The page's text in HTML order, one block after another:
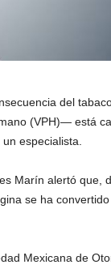
del
(VPH)— está
especialista.
Marín alertó que,
se ha
Mexicana de